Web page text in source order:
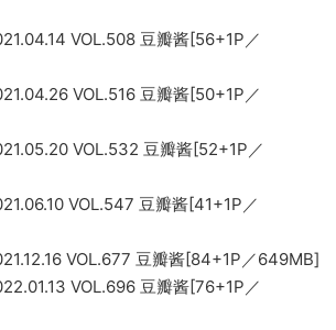
VOL.508 豆瓣酱[56+1P／
VOL.516 豆瓣酱[50+1P／
VOL.532 豆瓣酱[52+1P／
VOL.547 豆瓣酱[41+1P／
VOL.677 豆瓣酱[84+1P／649MB]
VOL.696 豆瓣酱[76+1P／